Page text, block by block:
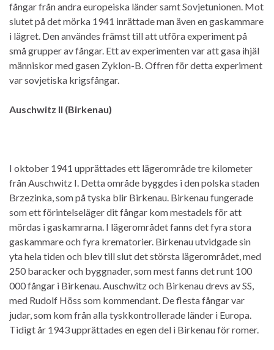
fångar från andra europeiska länder samt Sovjetunionen. Mot
slutet på det mörka 1941 inrättade man även en gaskammare
i lägret. Den användes främst till att utföra experiment på
små grupper av fångar. Ett av experimenten var att gasa ihjäl
människor med gasen Zyklon-B. Offren för detta experiment
var sovjetiska krigsfångar.
Auschwitz II (Birkenau)
I oktober 1941 upprättades ett lägerområde tre kilometer
från Auschwitz I. Detta område byggdes i den polska staden
Brzezinka, som på tyska blir Birkenau. Birkenau fungerade
som ett förintelseläger dit fångar kom mestadels för att
mördas i gaskamrarna. I lägerområdet fanns det fyra stora
gaskammare och fyra krematorier. Birkenau utvidgade sin
yta hela tiden och blev till slut det största lägerområdet, med
250 baracker och byggnader, som mest fanns det runt 100
000 fångar i Birkenau. Auschwitz och Birkenau drevs av SS,
med Rudolf Höss som kommendant. De flesta fångar var
judar, som kom från alla tyskkontrollerade länder i Europa.
Tidigt år 1943 upprättades en egen del i Birkenau för romer.